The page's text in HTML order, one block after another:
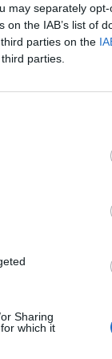
may separately
the IAB’s list of
parties on the
parties.
Sharing
which it
effetto
i
città,